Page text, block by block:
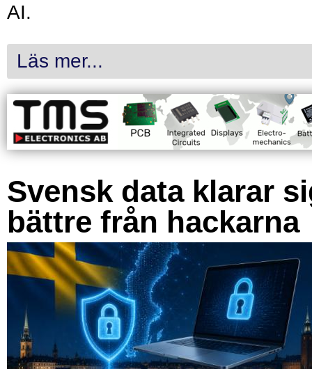
AI.
Läs mer...
Svensk data klarar
bättre från hackarna